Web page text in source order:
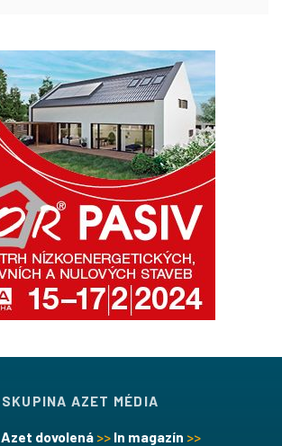
SKUPINA AZET MÉDIA
Azet dovolená >> In magazín >>